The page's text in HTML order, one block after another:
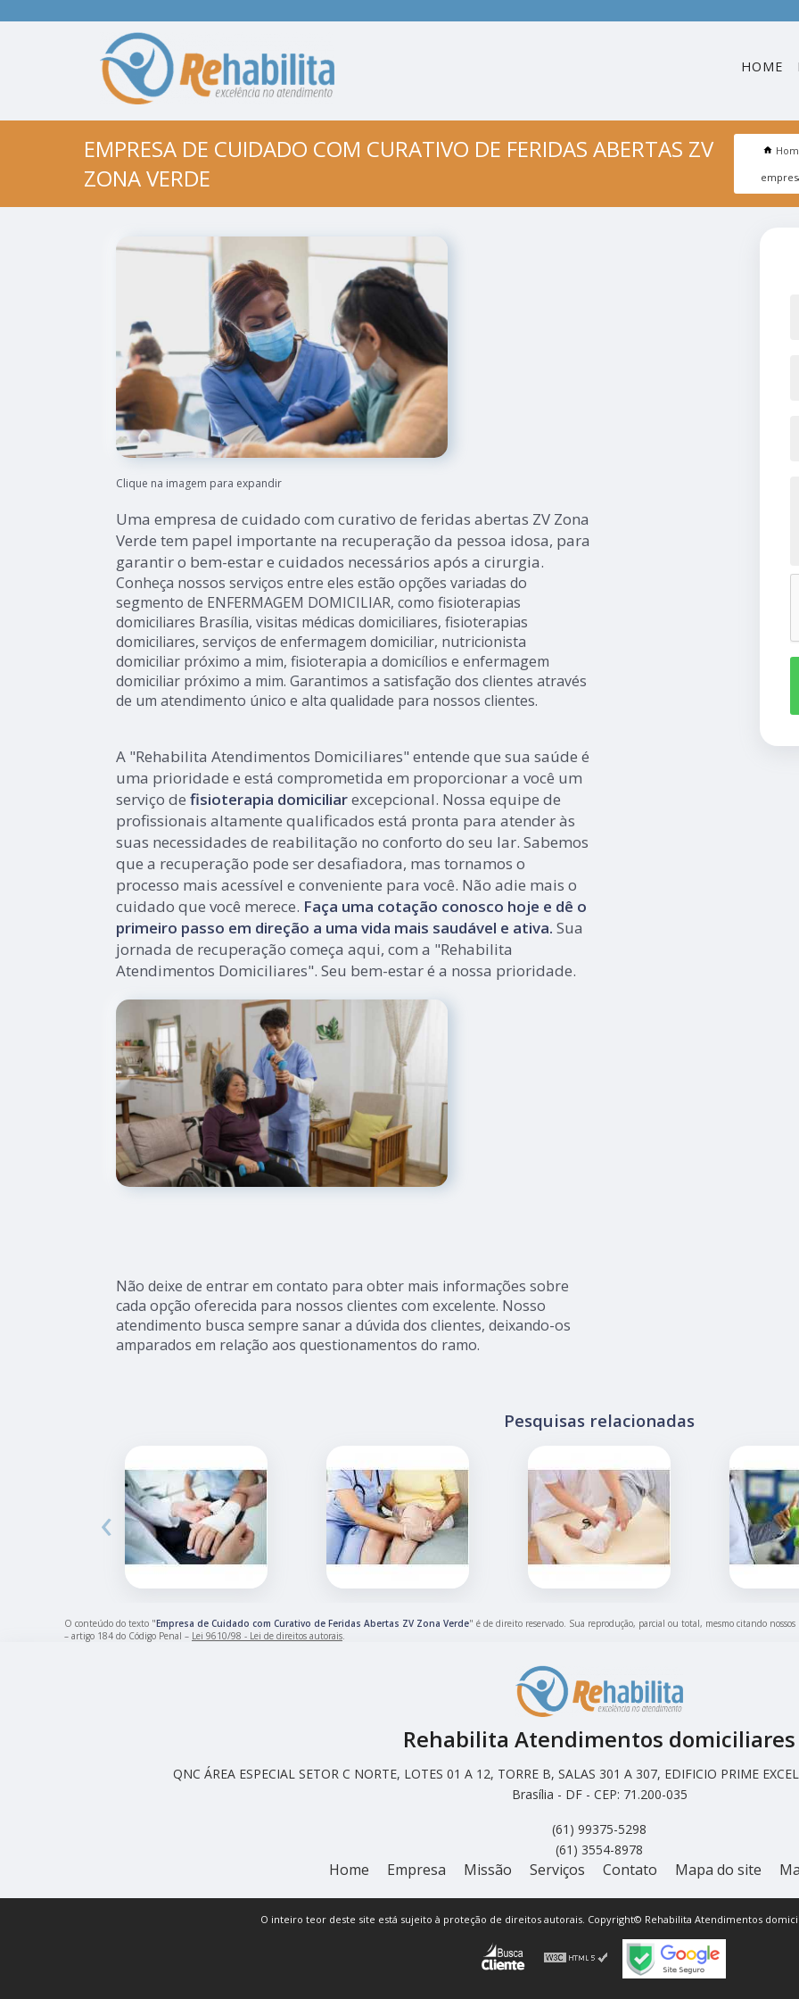
HOME
EMPRESA DE CUIDADO COM CURATIVO DE FERIDAS ABERTAS ZV
ZONA VERDE
Clique na imagem para expandir
Uma empresa de cuidado com curativo de feridas abertas ZV Zona
Verde tem papel importante na recuperação da pessoa idosa, para
garantir o bem-estar e cuidados necessários após a cirurgia.
Conheça nossos serviços entre eles estão opções variadas do
segmento de ENFERMAGEM DOMICILIAR, como fisioterapias
domiciliares Brasília, visitas médicas domiciliares, fisioterapias
domiciliares, serviços de enfermagem domiciliar, nutricionista
domiciliar próximo a mim, fisioterapia a domicílios e enfermagem
domiciliar próximo a mim. Garantimos a satisfação dos clientes através
de um atendimento único e alta qualidade para nossos clientes.
A "Rehabilita Atendimentos Domiciliares" entende que sua saúde é
uma prioridade e está comprometida em proporcionar a você um
serviço de fisioterapia domiciliarexcepcional. Nossa equipe de
profissionais altamente qualificados está pronta para atender às
suas necessidades de reabilitação no conforto do seu lar. Sabemos
que a recuperação pode ser desafiadora, mas tornamos o
processo mais acessível e conveniente para você. Não adie mais o
cuidado que você merece. Faça uma cotação conosco hoje e dê o
primeiro passo em direção a uma vida mais saudável e ativa. Sua
jornada de recuperação começa aqui, com a "Rehabilita
Atendimentos Domiciliares". Seu bem-estar é a nossa prioridade.
Não deixe de entrar em contato para obter mais informações sobre
cada opção oferecida para nossos clientes com excelente. Nosso
atendimento busca sempre sanar a dúvida dos clientes, deixando-os
amparados em relação aos questionamentos do ramo.
Pesquisas relacionadas
‹
O conteúdo do texto "Empresa de Cuidado com Curativo de Feridas Abertas ZV Zona Verde" é de direito reservado. Sua reprodução, parcial ou total, mesmo citando
– artigo 184 do Código Penal – Lei 9610/98 - Lei de direitos autorais.
Rehabilita Atendimentos domiciliares
QNC ÁREA ESPECIAL SETOR C NORTE, LOTES 01 A 12, TORRE B, SALAS 301 A 307, EDIFICIO PRIME
Brasília - DF - CEP: 71.200-035
(61) 99375-5298
(61) 3554-8978
Home Empresa Missão Serviços Contato Mapa do site
O inteiro teor deste site está sujeito à proteção de direitos autorais. Copyright© Rehabilita Atendimentos